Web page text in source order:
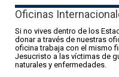
Oficinas
Si no vives dentro de los
donar a través de nuestras
oficina trabaja con el mismo
Jesucristo a las víctimas de
naturales y enfermedades.